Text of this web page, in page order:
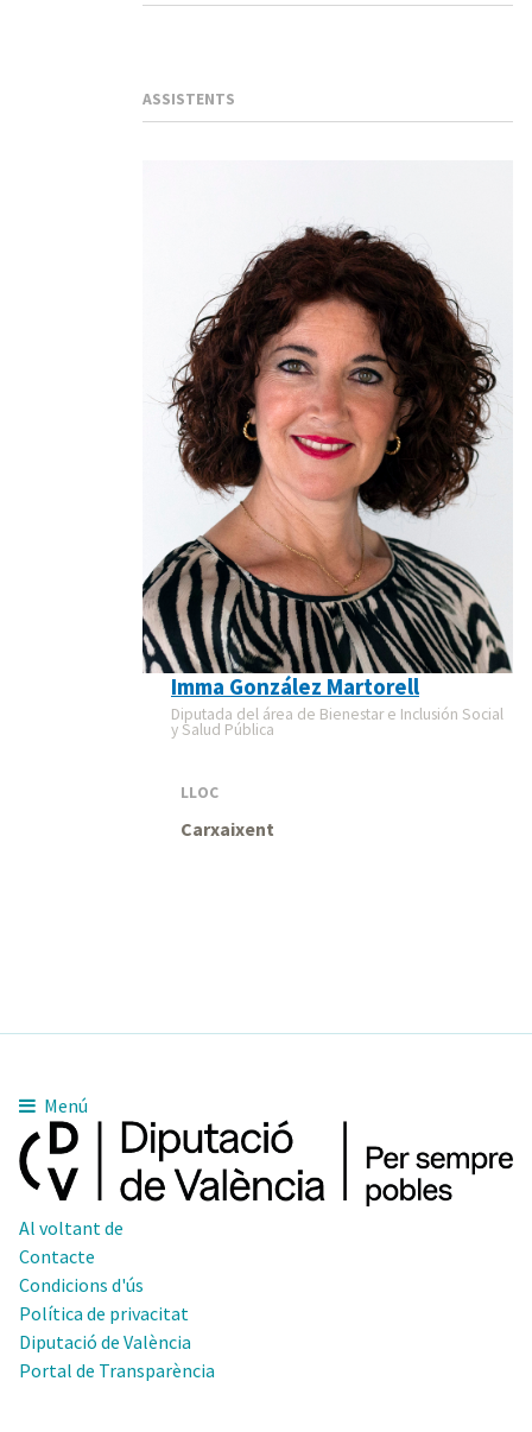
ASSISTENTS
Imma González Martorell
Diputada del área de Bienestar e Inclusión Social
y Salud Pública
LLOC
Carxaixent
Menú
Al voltant de
Contacte
Condicions d'ús
Política de privacitat
Diputació de València
Portal de Transparència